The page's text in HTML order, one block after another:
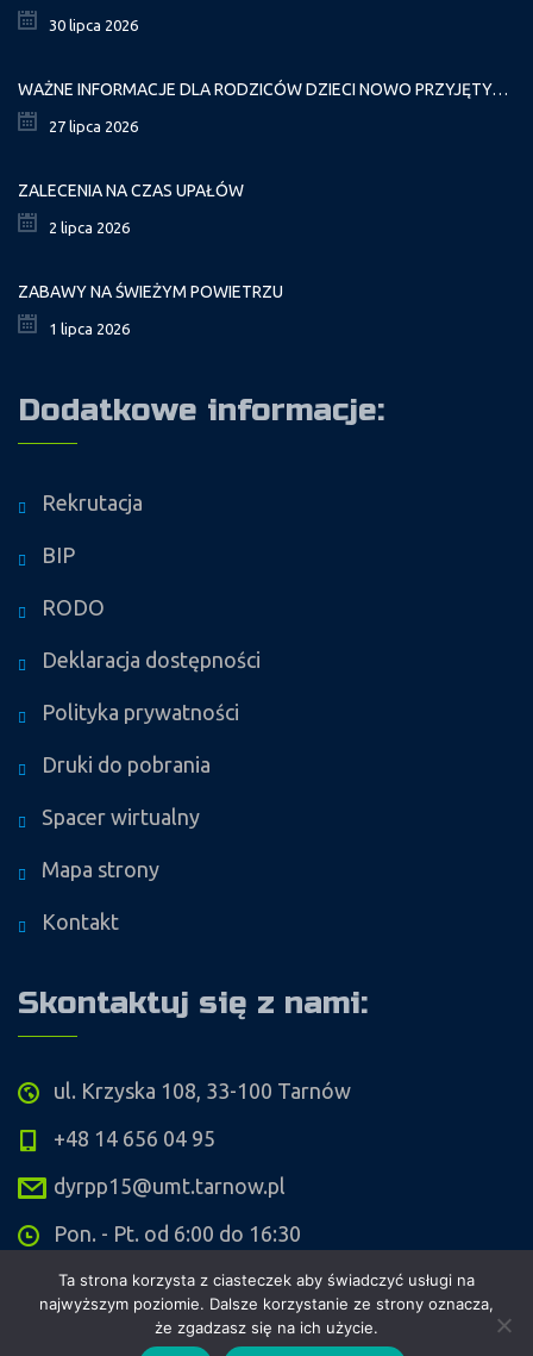
30 lipca 2026
WAŻNE INFORMACJE DLA RODZICÓW DZIECI NOWO PRZYJĘTYCH GR. I
27 lipca 2026
ZALECENIA NA CZAS UPAŁÓW
2 lipca 2026
ZABAWY NA ŚWIEŻYM POWIETRZU
1 lipca 2026
Dodatkowe informacje:
Rekrutacja
BIP
RODO
Deklaracja dostępności
Polityka prywatności
Druki do pobrania
Spacer wirtualny
Mapa strony
Kontakt
Skontaktuj się z nami:
ul. Krzyska 108, 33-100 Tarnów
+48 14 656 04 95
dyrpp15@umt.tarnow.pl
Pon. - Pt. od 6:00 do 16:30
Przedszkole Publiczne nr 15 w Tarnowie
Ta strona korzysta z ciasteczek aby świadczyć usługi na
najwyższym poziomie. Dalsze korzystanie ze strony oznacza,
że zgadzasz się na ich użycie.